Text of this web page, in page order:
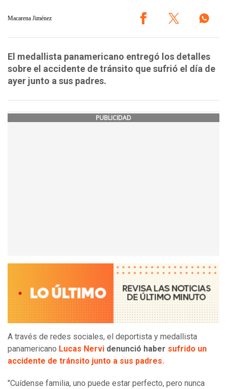
Macarena Jiménez
El medallista panamericano entregó los detalles
sobre el accidente de tránsito que sufrió el día de
ayer junto a sus padres.
PUBLICIDAD
A través de redes sociales, el deportista y medallista
panamericano Lucas Nervi denunció haber sufrido un
accidente de tránsito junto a sus padres.
"Cuídense familia, uno puede estar perfecto, pero nunca